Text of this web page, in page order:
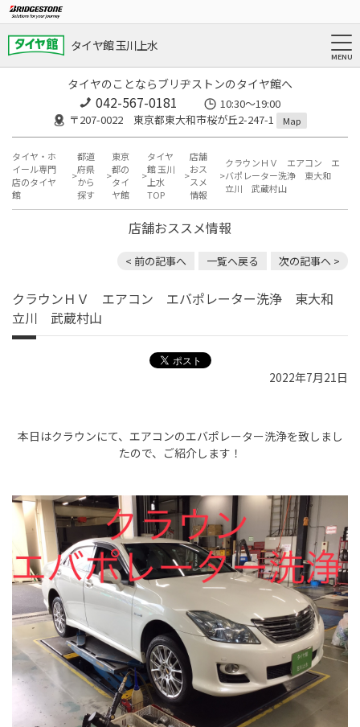
タイヤ館 玉川上水
タイヤのことならブリヂストンのタイヤ館へ
042-567-0181
10:30～19:00
〒207-0022 東京都東大和市桜が丘2-247-1
Map
タイヤ・ホ
イール専門
店のタイヤ
館
都道
府県
から
探す
東京
都の
タイ
ヤ館
タイヤ
館 玉川
上水
TOP
店舗
おス
スメ
情報
クラウンＨＶ エアコン エ
バポレーター洗浄 東大和
立川 武蔵村山
店舗おススメ情報
< 前の記事へ 一覧へ戻る 次の記事へ >
クラウンＨＶ エアコン エバポレーター洗浄 東大和
立川 武蔵村山
2022年7月21日
本日はクラウンにて、エアコンのエバポレーター洗浄を致しまし
たので、ご紹介します！